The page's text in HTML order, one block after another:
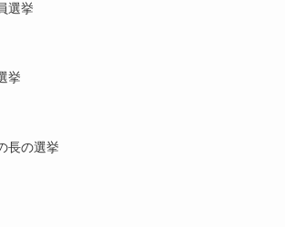
選挙
挙
長の選挙